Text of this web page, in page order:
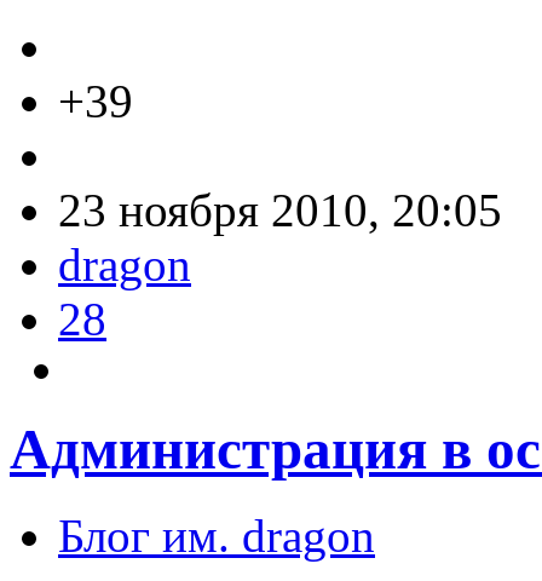
+39
23 ноября 2010, 20:05
dragon
28
Администрация в
Блог им. dragon